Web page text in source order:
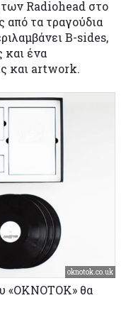
των Radiohead στο
τα τραγούδια
B-sides,
και ένα
και artwork.
oknotok.co.uk
θα